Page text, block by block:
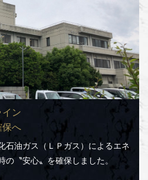
確保
害バルク補助金の導入事例が紹介
車として使える電気自動車
て、電源確保の必要性から、国
を導入しました。
イン
保へ
石油ガス（ＬＰガス）によるエネ
の〝安心〟を確保しました。